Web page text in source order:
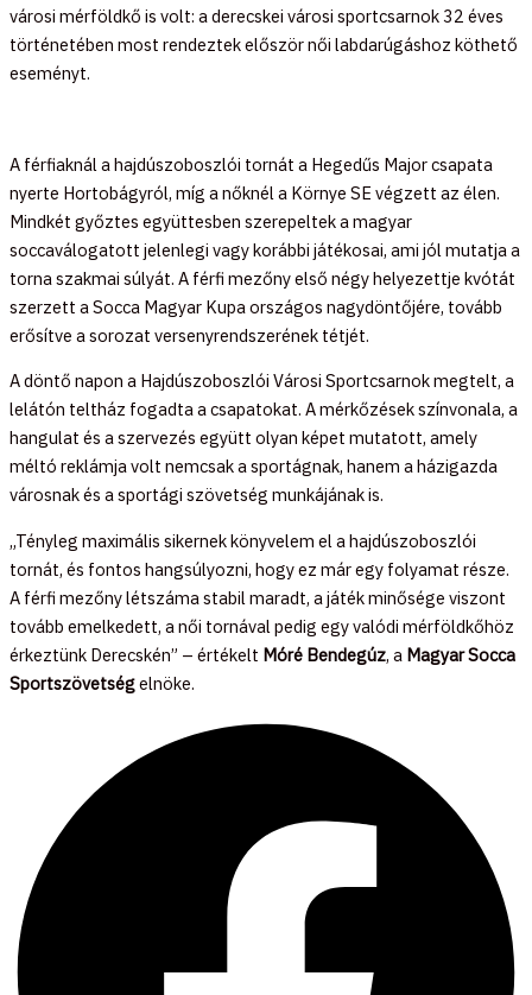
városi mérföldkő is volt: a derecskei városi sportcsarnok 32 éves
történetében most rendeztek először női labdarúgáshoz köthető
eseményt.
A férfiaknál a hajdúszoboszlói tornát a Hegedűs Major csapata
nyerte Hortobágyról, míg a nőknél a Környe SE végzett az élen.
Mindkét győztes együttesben szerepeltek a magyar
soccaválogatott jelenlegi vagy korábbi játékosai, ami jól mutatja a
torna szakmai súlyát. A férfi mezőny első négy helyezettje kvótát
szerzett a Socca Magyar Kupa országos nagydöntőjére, tovább
erősítve a sorozat versenyrendszerének tétjét.
A döntő napon a Hajdúszoboszlói Városi Sportcsarnok megtelt, a
lelátón teltház fogadta a csapatokat. A mérkőzések színvonala, a
hangulat és a szervezés együtt olyan képet mutatott, amely
méltó reklámja volt nemcsak a sportágnak, hanem a házigazda
városnak és a sportági szövetség munkájának is.
„Tényleg maximális sikernek könyvelem el a hajdúszoboszlói
tornát, és fontos hangsúlyozni, hogy ez már egy folyamat része.
A férfi mezőny létszáma stabil maradt, a játék minősége viszont
tovább emelkedett, a női tornával pedig egy valódi mérföldkőhöz
érkeztünk Derecskén” – értékelt Móré Bendegúz, a Magyar Socca
Sportszövetségelnöke.